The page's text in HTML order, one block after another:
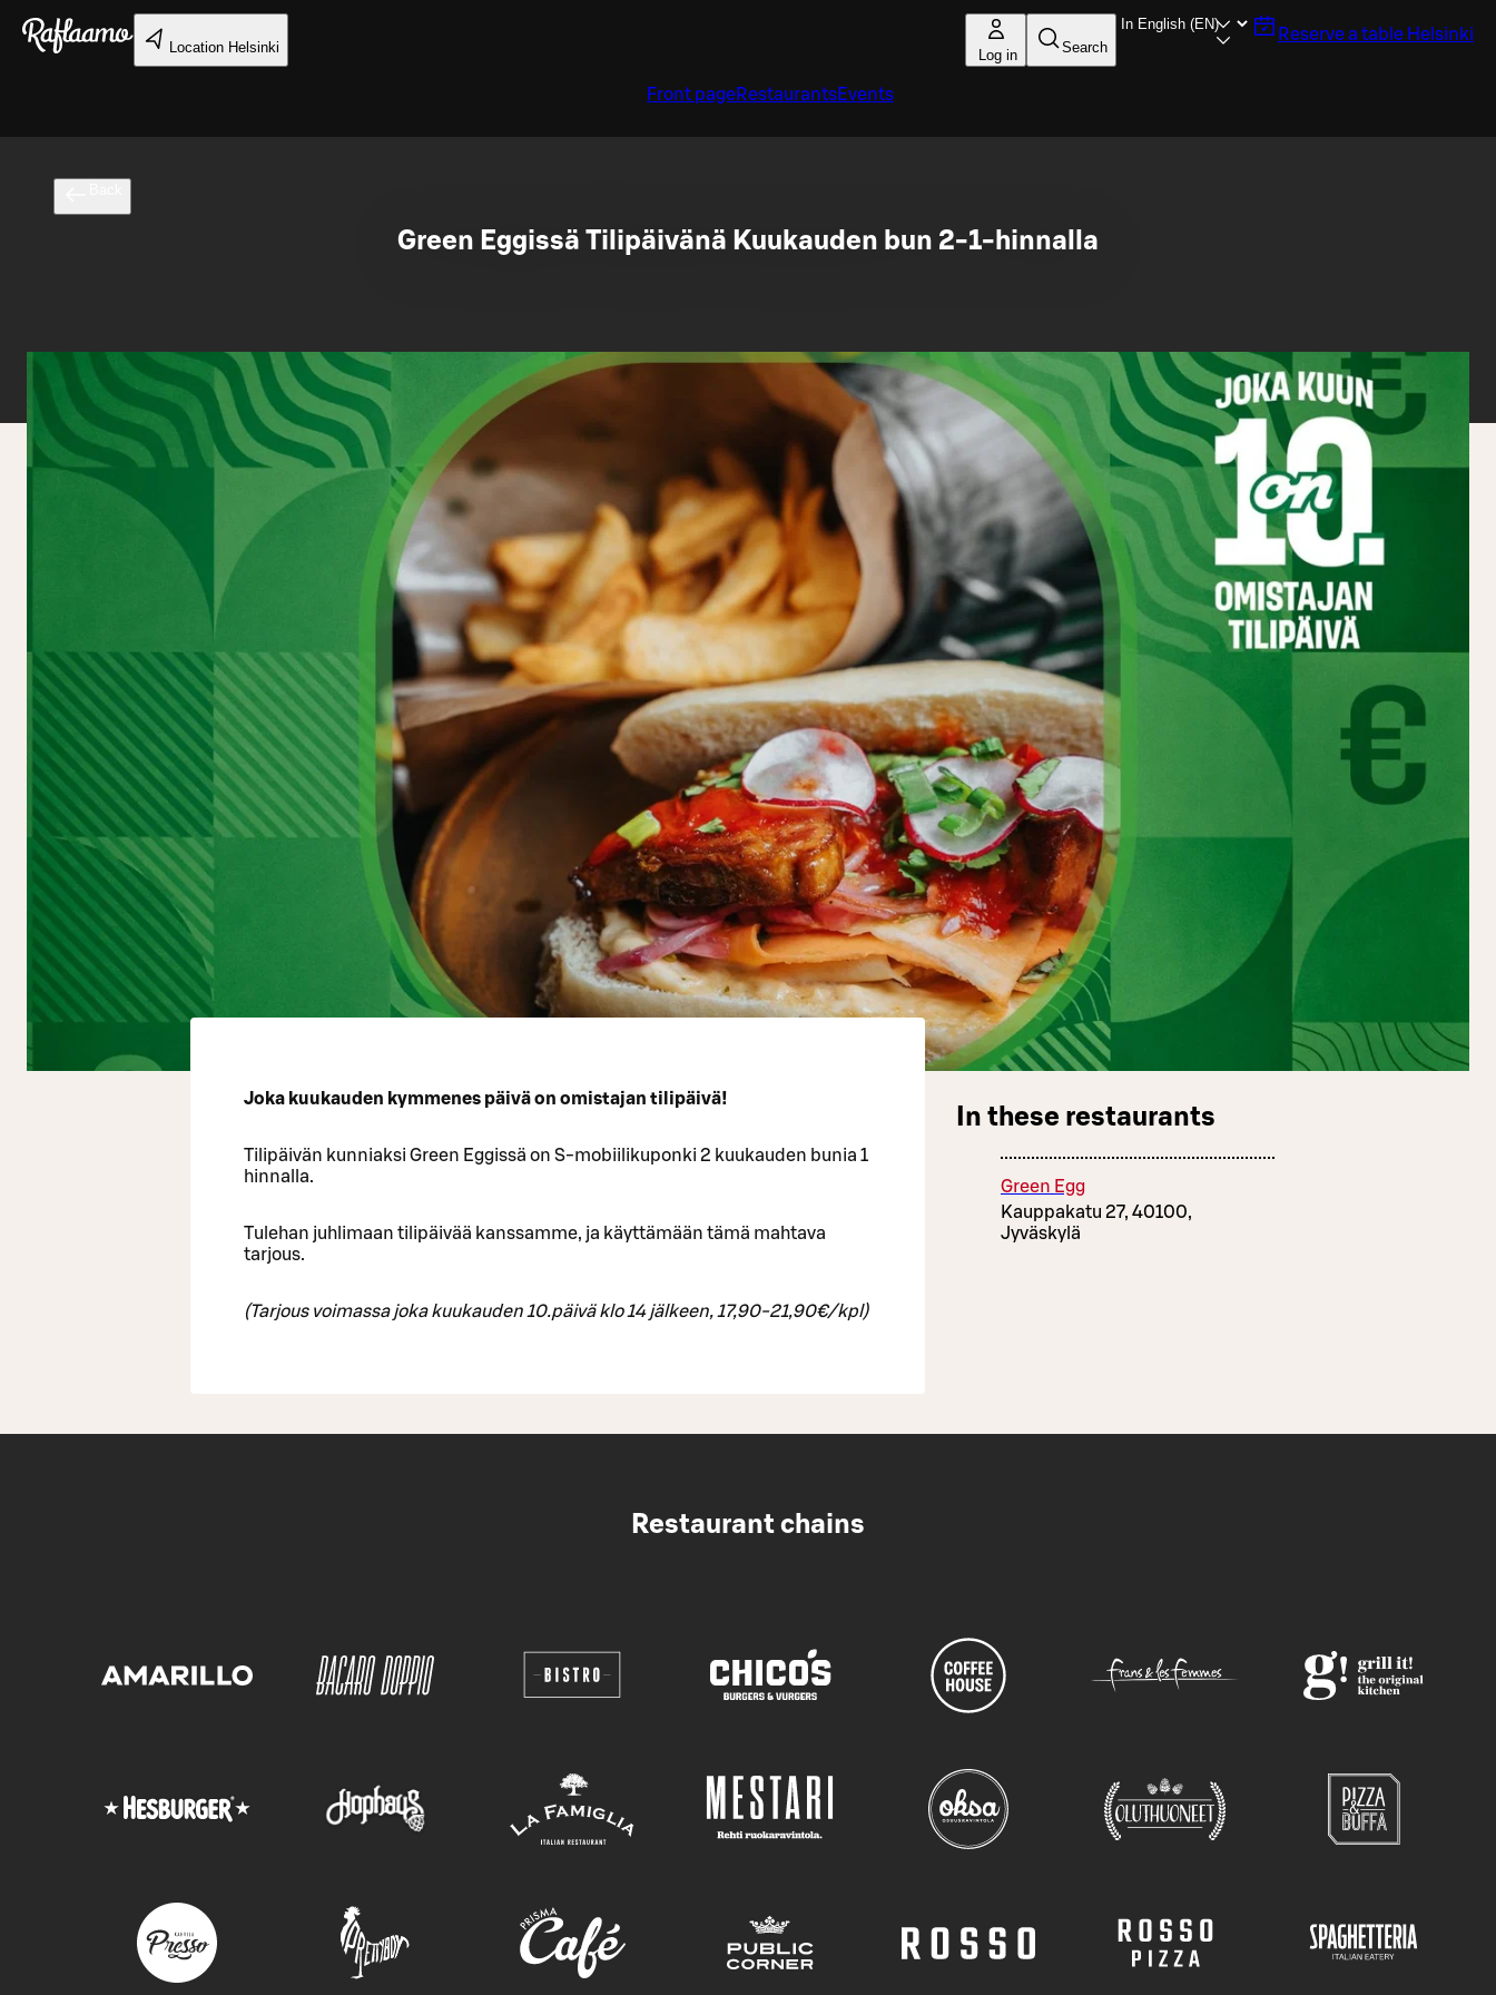
Skip to main content
Location Helsinki Log in Search
Reserve a table Helsinki
Front pageRestaurantsEvents
Green Eggissä Tilipäivänä Kuukauden bun 2-1-hinnalla
Joka kuukauden kymmenes päivä on omistajan tilipäivä!
Tilipäivän kunniaksi Green Eggissä on S-mobiilikuponki 2 kuukauden bunia 1
hinnalla.
Tulehan juhlimaan tilipäivää kanssamme, ja käyttämään tämä mahtava
tarjous.
(Tarjous voimassa joka kuukauden 10.päivä klo 14 jälkeen, 17,90-21,90€/kpl)
In these restaurants
Green Egg
Kauppakatu 27, 40100,
Jyväskylä
Restaurant chains